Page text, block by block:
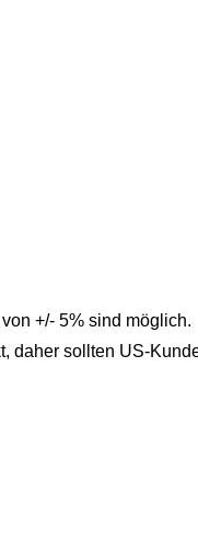
+/- 5% sind möglich.
daher sollten US-